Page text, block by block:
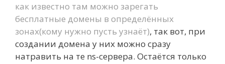
как известно там можно зарегать
бесплатные домены в определённых
зонах(кому нужно пусть узнаёт), так вот, при
создании домена у них можно сразу
натравить на те ns-сервера. Остаётся только